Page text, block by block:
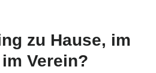
zu Hause, im
Verein?